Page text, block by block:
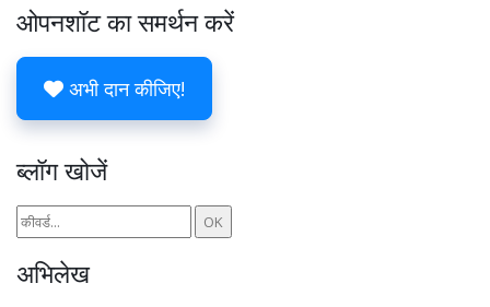
ओपनशॉट का समर्थन करें
अभी दान कीजिए!
ब्लॉग खोजें
अभिलेख